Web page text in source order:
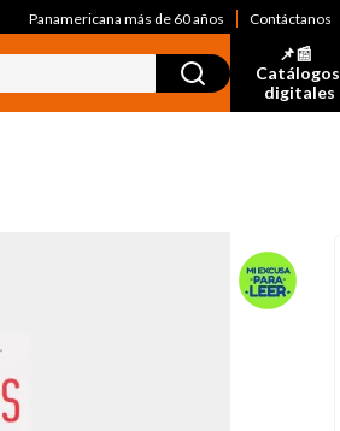
Panamericana más de 60 años Contáctanos
📌📰
Catálogos
digitales